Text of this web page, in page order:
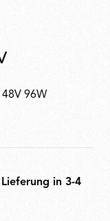
48V 96W
in 3-4